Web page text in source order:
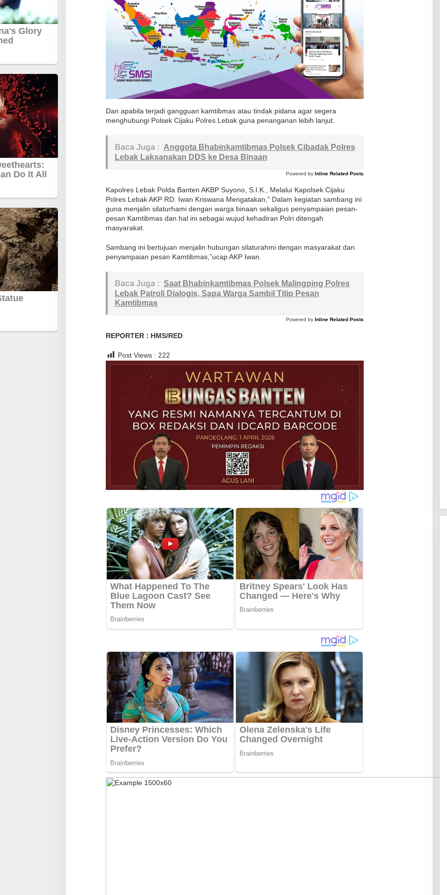
e
s
L
e
a
i
a
t
a
h
m
e
a
n
a
B
i
n
a
a
n
Dan apabila terjadi gangguan kamtibmas atau tindak pidana agar segera
menghubungi Polsek Cijaku Polres Lebak guna penanganan lebih lanjut.
Baca Juga : Anggota Bhabinkamtibmas Polsek Cibadak Polres
Lebak Laksanakan DDS ke Desa Binaan
Powered by Inline Related Posts
Kapolres Lebak Polda Banten AKBP Suyono, S.I.K., Melalui Kapolsek Cijaku
Polres Lebak AKP RD. Iwan Kriswana Mengatakan,” Dalam kegiatan sambang ini
guna menjalin silaturhami dengan warga binaan sekaligus penyampaian pesan-
pesan Kamtibmas dan hal ini sebagai wujud kehadiran Polri ditengah
masyarakat.
Sambang ini bertujuan menjalin hubungan silaturahmi dengan masyarakat dan
penyampaian pesan Kamtibmas,”ucap AKP Iwan.
Baca Juga : Saat Bhabinkamtibmas Polsek Malingping Polres
Lebak Patroli Dialogis, Sapa Warga Sambil Titip Pesan
Kamtibmas
Powered by Inline Related Posts
REPORTER : HMS/RED
Post Views : 222